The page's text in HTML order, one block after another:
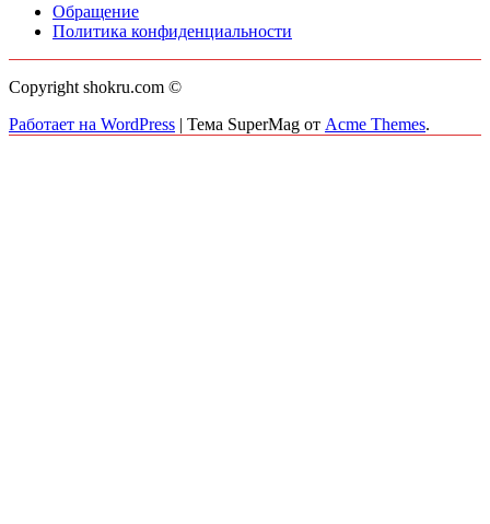
Обращение
Политика конфиденциальности
Copyright shokru.com ©
Работает на WordPress | Тема SuperMag от Acme Themes.